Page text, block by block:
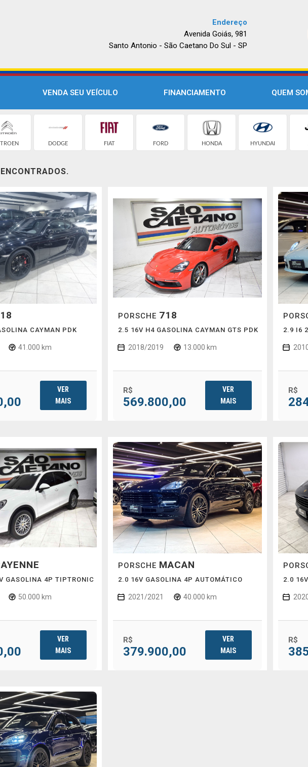
Endereço
Avenida Goiás, 981
Santo Antonio - São Caetano Do Sul - SP
VENDA SEU VEÍCULO FINANCIAMENTO QUEM
DODGE FIAT FORD HONDA HYUNDAI
CAYMAN PDK
41.000 km
VER
MAIS
PORSCHE 718
2.5 16V H4 GASOLINA CAYMAN GTS PDK
2018/2019 13.000 km
R$
569.800,00
VER
MAIS
2.9 I6
R$
GASOLINA 4P TIPTRONIC
50.000 km
VER
MAIS
PORSCHE MACAN
2.0 16V GASOLINA 4P AUTOMÁTICO
2021/2021 40.000 km
R$
379.900,00
VER
MAIS
2.0
R$